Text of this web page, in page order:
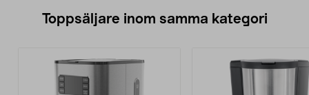
Toppsäljare inom samma kategori